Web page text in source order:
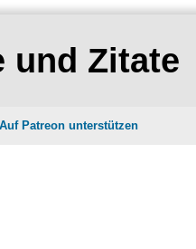
und Zitate
Auf Patreon unterstützen